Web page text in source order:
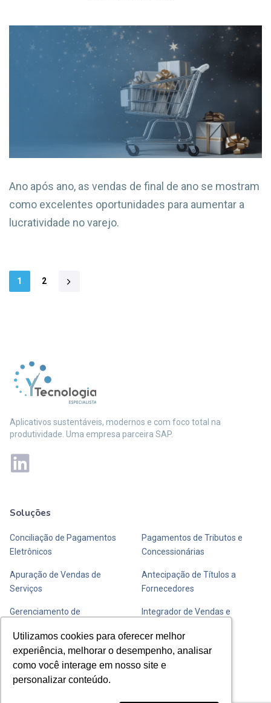
Utilizamos cookies para oferecer melhor
experiência, melhorar o desempenho, analisar
como você interage em nosso site e
personalizar conteúdo.
Utilizamos cookies para oferecer melhor
experiência, melhorar o desempenho, analisar
como você interage em nosso site e
personalizar conteúdo.
Ano após ano, as vendas de final de ano se mostram
como excelentes oportunidades para aumentar a
lucratividade no varejo.
1 2
Aplicativos sustentáveis, modernos e com foco total na
produtividade. Uma empresa parceira SAP.
Soluções
Conciliação de Pagamentos
Eletrônicos
Apuração de Vendas de
Serviços
Gerenciamento de
Pagamentos de Tributos e
Concessionárias
Antecipação de Títulos a
Fornecedores
Integrador de Vendas e
Entre em contato com a Y